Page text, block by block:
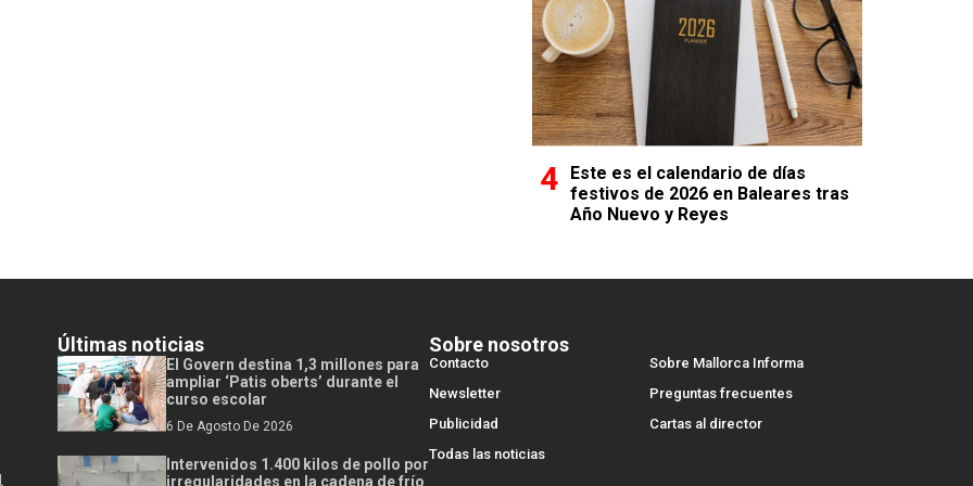
Este es el calendario de días
festivos de 2026 en Baleares tras
Año Nuevo y Reyes
Últimas noticias
El Govern destina 1,3 millones para
ampliar ‘Patis oberts’ durante el
curso escolar
6 De Agosto De 2026
Intervenidos 1.400 kilos de pollo por
irregularidades en la cadena de frío
Sobre nosotros
Contacto
Sobre Mallorca Informa
Newsletter
Preguntas frecuentes
Publicidad
Cartas al director
Todas las noticias